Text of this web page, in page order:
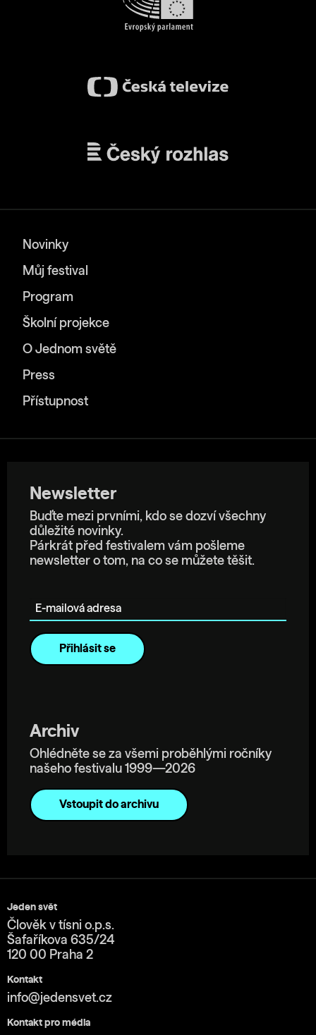
Novinky
Můj festival
Program
Školní projekce
O Jednom světě
Press
Přístupnost
Newsletter
Buďte mezi prvními, kdo se dozví všechny
důležité novinky.
Párkrát před festivalem vám pošleme
newsletter o tom, na co se můžete těšit.
Archiv
Ohlédněte se za všemi proběhlými ročníky
našeho festivalu 1999—2026
Vstoupit do archivu
Jeden svět
Člověk v tísni o.p.s.
Šafaříkova 635/24
120 00 Praha 2
Kontakt
info@jedensvet.cz
Kontakt pro média